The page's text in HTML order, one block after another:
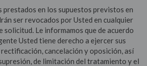
prestados en los supuestos previstos en
ser revocados por Usted en cualquier
solicitud. Le informamos que de acuerdo
Usted tiene derecho a ejercer sus
rectificación, cancelación y oposición, así
de limitación del tratamiento y el